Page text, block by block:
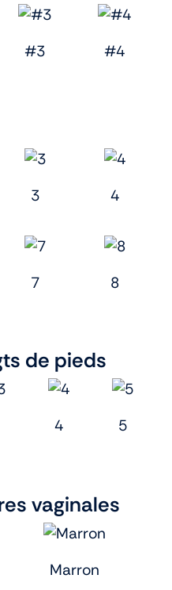
#3 #4
3 4
7 8
de pieds
4 5
vaginales
Marron